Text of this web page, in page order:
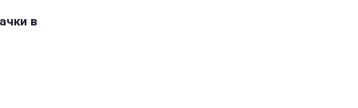
в